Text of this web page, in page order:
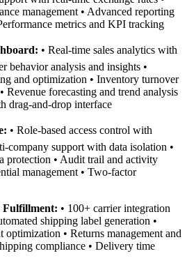
management • Advanced reporting
metrics and KPI tracking
• Real-time sales analytics with
behavior analysis and insights •
and optimization • Inventory turnover
Revenue forecasting and trend analysis
drag-and-drop interface
• Role-based access control with
company support with data isolation •
protection • Audit trail and activity
management • Two-factor
Fulfillment: • 100+ carrier integration
shipping label generation •
• Returns management and
compliance • Delivery time